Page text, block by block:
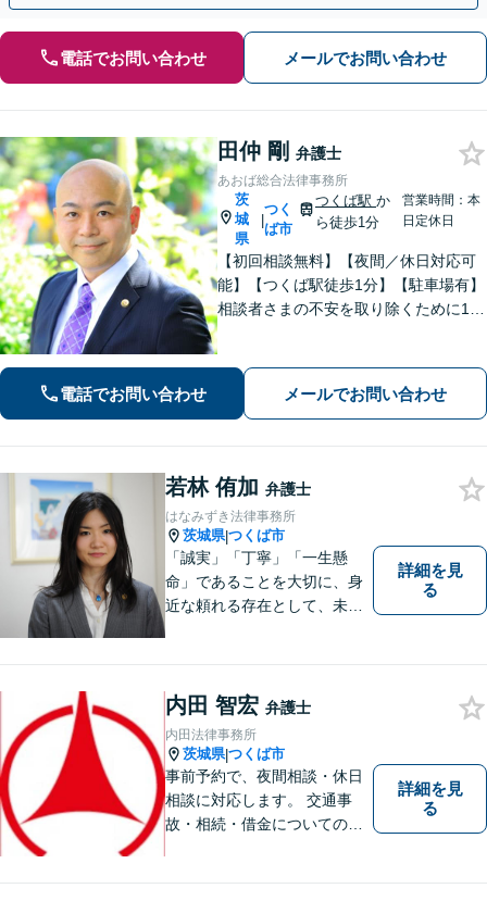
電話でお問い合わせ メールでお問い合わせ
田仲 剛 弁護士
あおば総合法律事務所
茨
城
県
|
つく
ば市
つくば駅か
ら徒歩1分
営業時間：本
日定休日
【初回相談無料】【夜間／休日対応可
能】【つくば駅徒歩1分】【駐車場有】
相談者さまの不安を取り除くために1件
することを心がけています。まずはお
気軽にお問い合わせください。
電話でお問い合わせ メールでお問い合わせ
若林 侑加 弁護士
はなみずき法律事務所
茨城県|つくば市
「誠実」「丁寧」「一生懸
命」であることを大切に、身
近な頼れる存在として、未来
詳細を見
る
内田 智宏 弁護士
内田法律事務所
茨城県|つくば市
事前予約で、夜間相談・休日
相談に対応します。 交通事
故・相続・借金についてのご
詳細を見
る